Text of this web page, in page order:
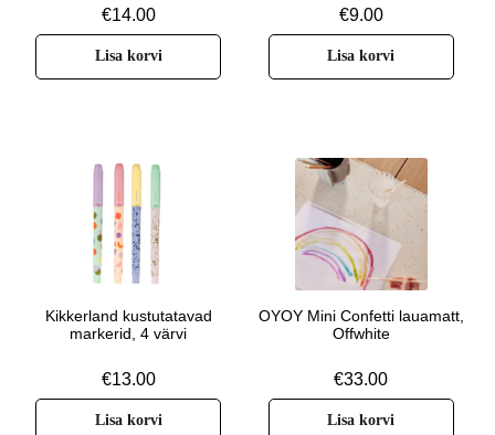
€14.00
Lisa korvi
€9.00
Lisa korvi
Kikkerland kustutatavad
markerid, 4 värvi
€13.00
Lisa korvi
OYOY Mini Confetti lauamatt,
Offwhite
€33.00
Lisa korvi